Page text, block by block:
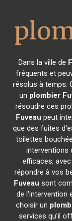
Dans la ville de
fréquents et
résolus à temps.
un plombier
résoudre ces
Fuveau peut
que des fuites
toilettes
interventions
efficaces,
répondre à vos
Fuveau sont
de l'intervention
choisir un
services qu'il